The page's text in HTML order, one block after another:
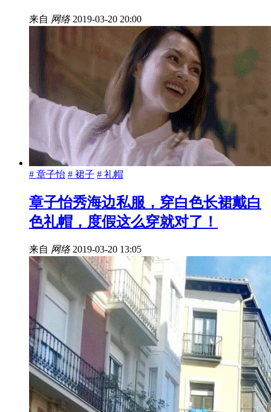
来自 网络 2019-03-20 20:00
# 章子怡 # 裙子 # 礼帽
章子怡秀海边私服，穿白色长裙戴白
色礼帽，度假这么穿就对了！
来自 网络 2019-03-20 13:05